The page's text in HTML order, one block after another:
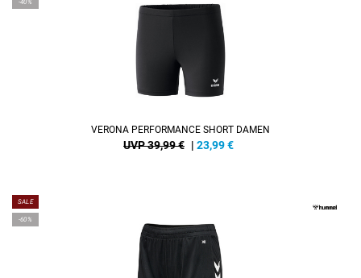
-40%
VERONA PERFORMANCE SHORT DAMEN
UVP 39,99 € | 23,99€
SALE
-60%